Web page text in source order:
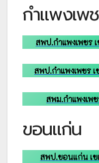
กำแพงเพ
สพป.กำแพงเพชร
สพป.กำแพงเพชร
สพม.กำแพงเพ
ขอนแก่น
สพป.ขอนแก่น เข